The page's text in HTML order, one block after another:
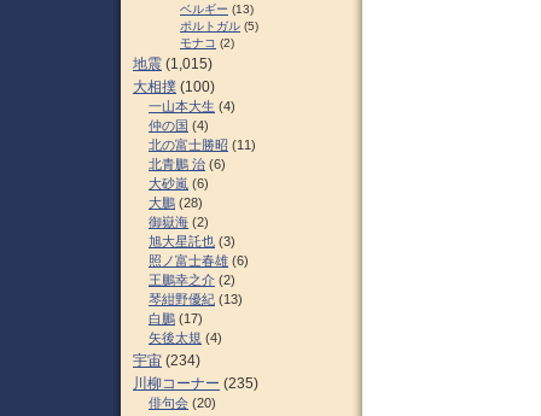
ベルギー (13)
ポルトガル (5)
モナコ (2)
地震 (1,015)
大相撲 (100)
一山本大生 (4)
仲の国 (4)
北の富士勝昭 (11)
北青鵬 治 (6)
大砂嵐 (6)
大鵬 (28)
御嶽海 (2)
旭大星託也 (3)
照ノ富士春雄 (6)
王鵬幸之介 (2)
琴紺野優紀 (13)
白鵬 (17)
矢後太規 (4)
宇宙 (234)
川柳コーナー (235)
俳句会 (20)